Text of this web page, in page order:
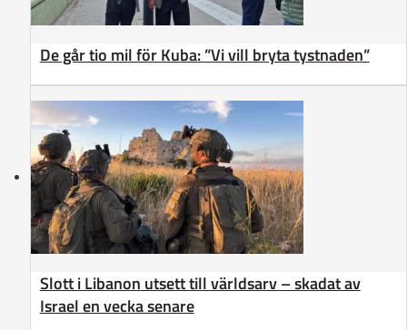
De går tio mil för Kuba: ”Vi vill bryta tystnaden”
Slott i Libanon utsett till världsarv – skadat av
Israel en vecka senare